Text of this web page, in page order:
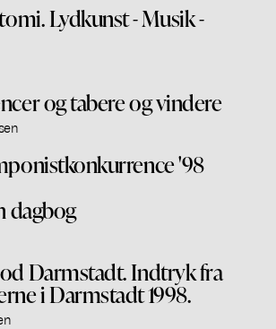
Lydkunst - Musik -
og tabere og vindere
'98
dagbog
Darmstadt. Indtryk fra
i Darmstadt 1998.